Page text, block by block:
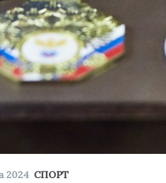
2024 СПОРТ